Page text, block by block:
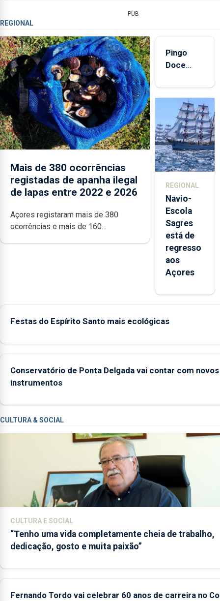
PUB
REGIONAL
Mais de 380 ocorrências
registadas de apanha ilegal
de lapas entre 2022 e 2026
Açores registaram mais de 380
ocorrências e mais de 160
Pingo
Doce
quinta-
feira nova
loja em
São
Sebastião
e cria 30
postos de
REGIONAL
Navio-
Escola
Sagres
está de
regresso
aos
Açores
Festas do Espírito Santo mais ecológicas
Conservatório de Ponta Delgada vai contar com novos
instrumentos
CULTURA & SOCIAL
CULTURA E SOCIAL
“Tenho uma vida completamente cheia de trabalho,
dedicação, gosto e muita paixão”
Fernando Tordo vai celebrar 60 anos de carreira no